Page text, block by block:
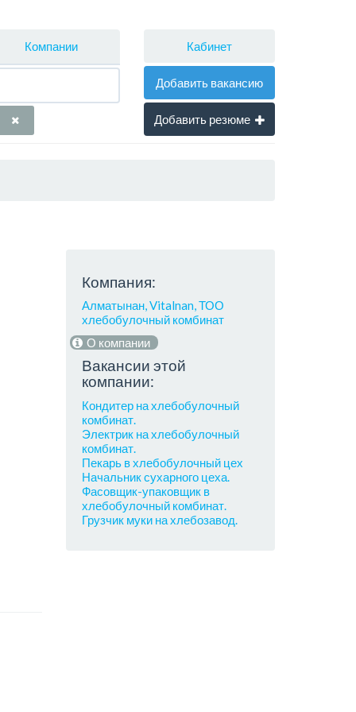
Компании Кабинет
Добавить вакансию
Добавить резюме
Компания:
Алматынан, Vitalnan, ТОО
хлебобулочный комбинат
О компании
Вакансии этой
компании:
Кондитер на хлебобулочный
комбинат.
Электрик на хлебобулочный
комбинат.
Пекарь в хлебобулочный цех
Начальник сухарного цеха.
Фасовщик-упаковщик в
хлебобулочный комбинат.
Грузчик муки на хлебозавод.